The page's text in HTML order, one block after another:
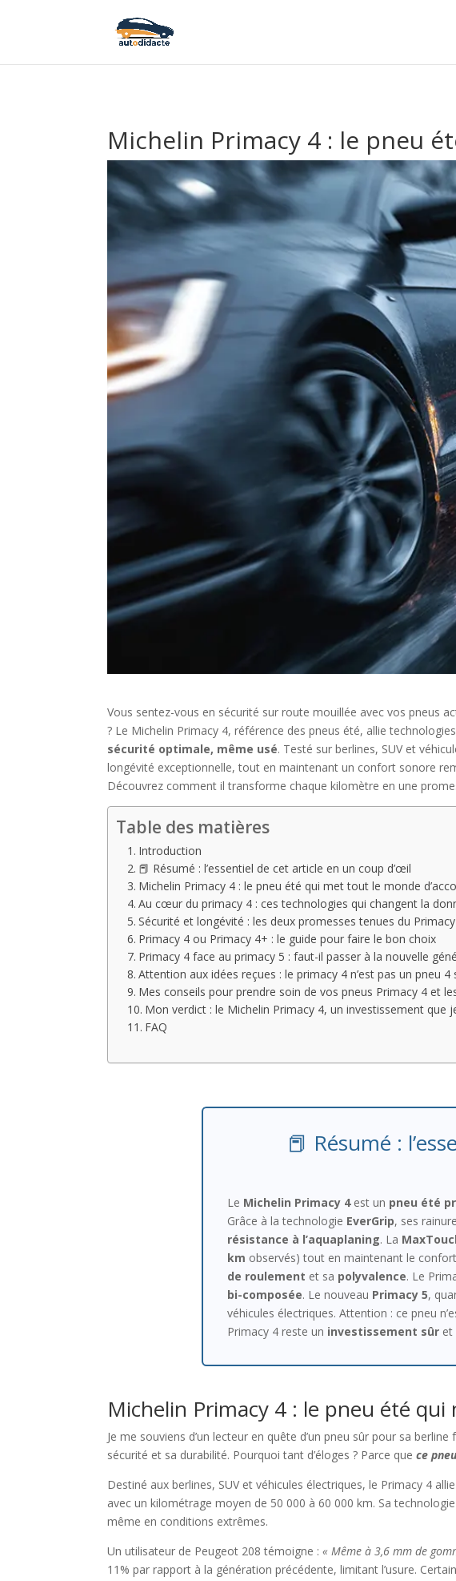
Michelin Primacy 4 : le pneu
Vous sentez-vous en sécurité sur route mouillée avec vos pneus
? Le Michelin Primacy 4, référence des pneus été, allie
sécurité optimale, même usé. Testé sur berlines, SUV et
longévité exceptionnelle, tout en maintenant un confort sonore
Découvrez comment il transforme chaque kilomètre en une
Table des matières
Introduction
📕 Résumé : l’essentiel de cet article en un coup d’œil
Michelin Primacy 4 : le pneu été qui met tout le monde
Au cœur du primacy 4 : ces technologies qui changent la
Sécurité et longévité : les deux promesses tenues du
Primacy 4 ou Primacy 4+ : le guide pour faire le bon choix
Primacy 4 face au primacy 5 : faut-il passer à la nouvelle
Attention aux idées reçues : le primacy 4 n’est pas un pneu 4
Mes conseils pour prendre soin de vos pneus Primacy 4 et
Mon verdict : le Michelin Primacy 4, un investissement que
FAQ
📕 Résumé :
Le Michelin Primacy 4est un pneu été
Grâce à la technologie EverGrip, ses
résistance à l’aquaplaning. La
km observés) tout en maintenant le
de roulement et sa polyvalence. Le
bi-composée. Le nouveau Primacy 5,
véhicules électriques. Attention : ce pneu
Primacy 4 reste un investissement sûr et
Michelin Primacy 4 : le pneu été qui
Je me souviens d’un lecteur en quête d’un pneu sûr pour sa
sécurité et sa durabilité. Pourquoi tant d’éloges ? Parce quece
Destiné aux berlines, SUV et véhicules électriques, le Primacy 4 allie
avec un kilométrage moyen de 50 000 à 60 000 km. Sa
même en conditions extrêmes.
Un utilisateur de Peugeot 208 témoigne :« Même à 3,6 mm de
11% par rapport à la génération précédente, limitant l’usure.